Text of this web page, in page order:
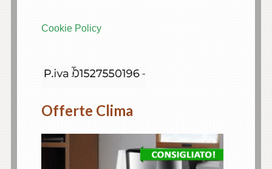
Cookie Policy
Offerte Clima